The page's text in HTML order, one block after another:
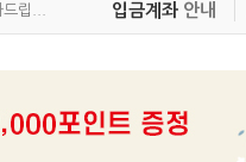
립... 입금계좌 안내